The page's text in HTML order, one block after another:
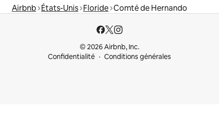
Airbnb États-Unis Floride Comté de Hernando
© 2026 Airbnb, Inc.
Confidentialité
Conditions générales